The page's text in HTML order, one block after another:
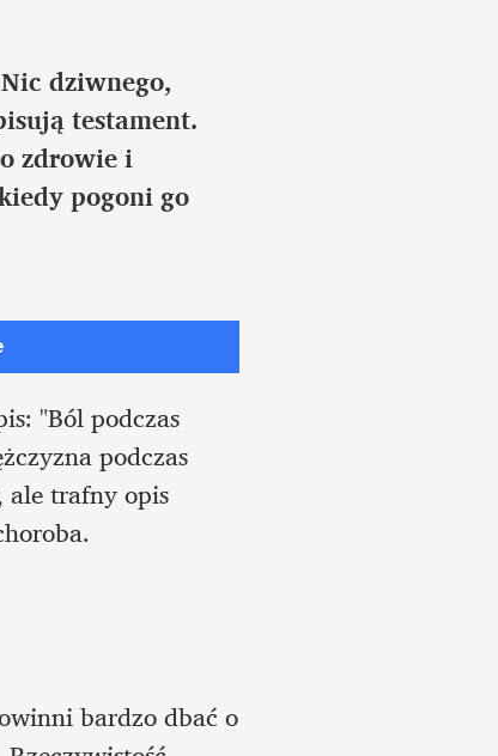
dziwnego,
testament.
zdrowie i
pogoni go
"Ból podczas
podczas
ale trafny opis
bardzo dbać o